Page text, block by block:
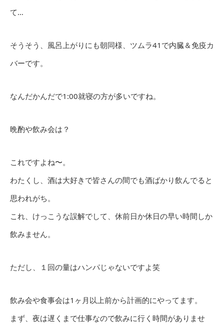
て…
そうそう、風呂上がりにも朝同様、ツムラ41で内臓＆免疫カ
バーです。
なんだかんだで1:00就寝の方が多いですね。
晩酌や飲み会は？
これですよね〜。
わたくし、酒は大好きで皆さんの間でも酒ばかり飲んでると
思われがち。
これ、けっこうな誤解でして、休前日か休日の早い時間しか
飲みません。
ただし、１回の量はハンパじゃないですよ笑
飲み会や食事会は1ヶ月以上前から計画的にやってます。
まず、夜は遅くまで仕事なので飲みに行く時間がありませ